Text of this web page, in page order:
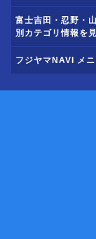
富士吉田・忍野・
別カテゴリ情報を
フジヤマNAVI メ